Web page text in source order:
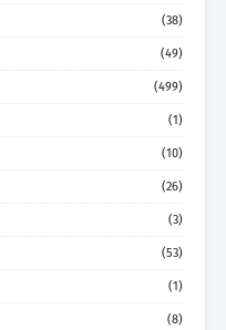
(38)
(49)
(499)
(1)
(10)
(26)
(3)
(53)
(1)
(8)